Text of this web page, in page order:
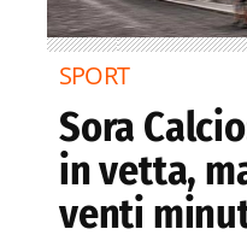
SPORT
Sora
in vetta,
venti